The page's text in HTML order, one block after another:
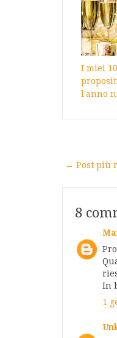
I miei
l'anno
← Post più
8
In
1